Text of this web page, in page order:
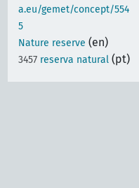
a.eu/gemet/concept/554
5
Nature reserve (en)
3457 reserva natural (pt)